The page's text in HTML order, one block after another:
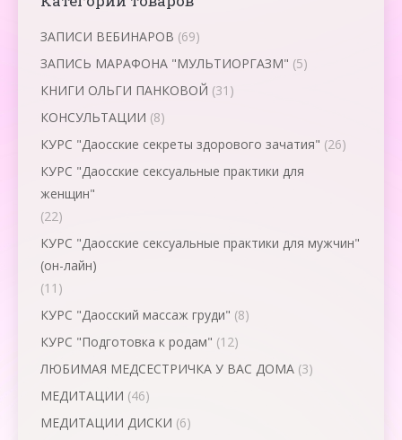
ЗАПИСИ ВЕБИНАРОВ (69)
ЗАПИСЬ МАРАФОНА "МУЛЬТИОРГАЗМ" (5)
КНИГИ ОЛЬГИ ПАНКОВОЙ (31)
КОНСУЛЬТАЦИИ (8)
КУРС "Даосские секреты здорового зачатия" (26)
КУРС "Даосские сексуальные практики для
женщин"
(22)
КУРС "Даосские сексуальные практики для мужчин"
(он-лайн)
(11)
КУРС "Даосский массаж груди" (8)
КУРС "Подготовка к родам" (12)
ЛЮБИМАЯ МЕДСЕСТРИЧКА У ВАС ДОМА (3)
МЕДИТАЦИИ (46)
МЕДИТАЦИИ ДИСКИ (6)